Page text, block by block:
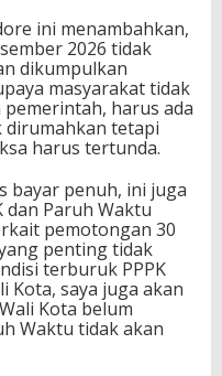
ini menambahkan,
2026 tidak
dikumpulkan
masyarakat tidak
harus ada
dirumahkan tetapi
harus tertunda.
bayar penuh, ini juga
dan Paruh Waktu
pemotongan 30
penting tidak
terburuk PPPK
Kota, saya juga akan
Kota belum
Waktu tidak akan